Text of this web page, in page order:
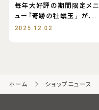
毎年大好評の期間限定メニ
ュー『奇跡の牡蠣玉』が、今
年もモユク店に登場&
2025.12.02
ホーム ショップニュース